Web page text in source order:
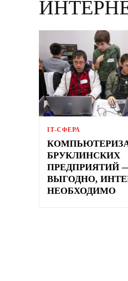
ІТ-СФЕРА
БРУКЛИНСКИХ
ПРЕДПРИЯТИЙ
ВЫГОДНО,
НЕОБХОДИМО